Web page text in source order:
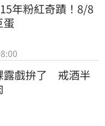
年粉紅奇蹟！8/8
蛋
戲拚了　戒酒半